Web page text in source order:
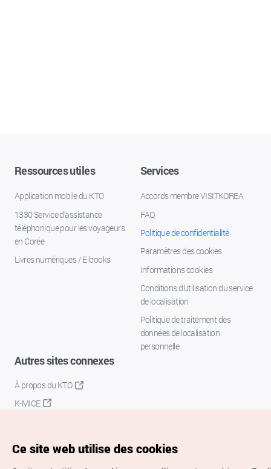
Ressources utiles
Application mobile du KTO
1330 Service d'assistance
téléphonique pour les voyageurs
en Corée
Livres numériques / E-books
Services
Accords membre VISITKOREA
FAQ
Politique de confidentialité
Paramètres des cookies
Informations cookies
Conditions d’utilisation du service
de localisation
Politique de traitement des
données de localisation
personnelle
Autres sites connexes
À propos du KTO
K-MICE
Ce site web utilise des cookies